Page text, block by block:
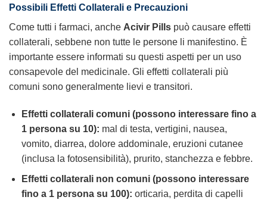
Possibili Effetti Collaterali e Precauzioni
Come tutti i farmaci, anche Acivir Pills può causare effetti
collaterali, sebbene non tutte le persone li manifestino. È
importante essere informati su questi aspetti per un uso
consapevole del medicinale. Gli effetti collaterali più
comuni sono generalmente lievi e transitori.
Effetti collaterali comuni (possono interessare fino a
1 persona su 10): mal di testa, vertigini, nausea,
vomito, diarrea, dolore addominale, eruzioni cutanee
(inclusa la fotosensibilità), prurito, stanchezza e febbre.
Effetti collaterali non comuni (possono interessare
fino a 1 persona su 100): orticaria, perdita di capelli